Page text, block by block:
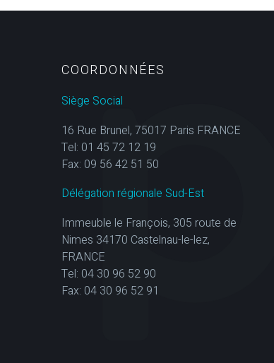
COORDONNÉES
Siège Social
16 Rue Brunel, 75017 Paris FRANCE
Tel: 01 45 72 12 19
Fax: 09 56 42 51 50
Délégation régionale Sud-Est
Immeuble le François, 305 route de
Nimes 34170 Castelnau-le-lez,
FRANCE
Tel: 04 30 96 52 90
Fax: 04 30 96 52 91